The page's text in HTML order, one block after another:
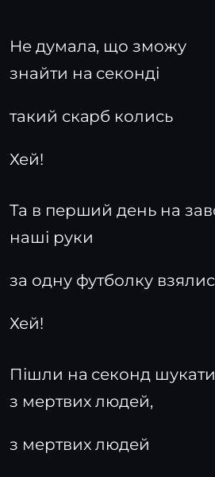
Не думала, що зможу
знайти на секонді
такий скарб колись
Хей!
Та в перший день на
наші руки
за одну футболку
Хей!
Пішли на секонд шукати
з мертвих людей,
з мертвих людей